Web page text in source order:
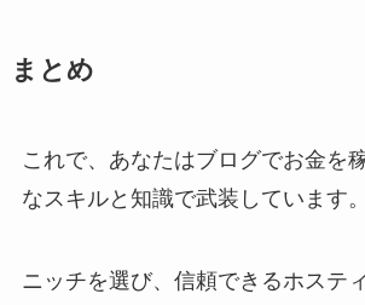
まとめ
これで、あなたはブログでお金を
なスキルと知識で武装しています。
ニッチを選び、信頼できるホステ